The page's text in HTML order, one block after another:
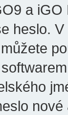
a
heslo.